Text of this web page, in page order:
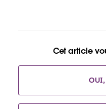
Cet article